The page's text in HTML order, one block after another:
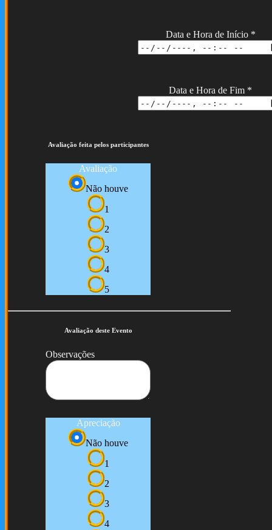
Data e Hora de Início *
Data e Hora de Fim *
Avaliação feita pelos participantes
Avaliação
Não houve
1
2
3
4
5
Avaliação deste Evento
Observações
Apreciação
Não houve
1
2
3
4